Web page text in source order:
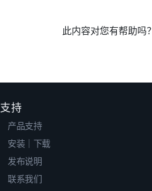
此内容对您有帮助吗？
支持
产品支持
安装｜下载
发布说明
联系我们